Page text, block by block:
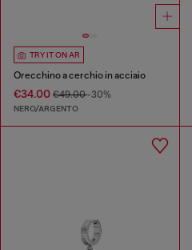
TRY IT ON AR
Orecchino a cerchio in acciaio
€34.00 €49.00-30%
NERO/ARGENTO